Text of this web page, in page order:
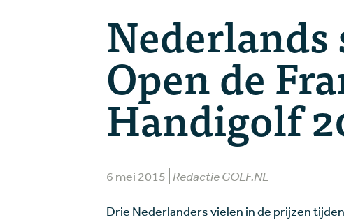
Nederlands
Open de
Handigolf
6 mei 2015 Redactie GOLF.NL
Drie Nederlanders vielen in de prijzen